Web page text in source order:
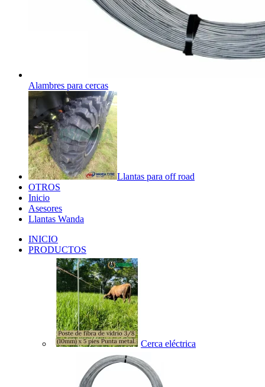
Alambres para cercas
Llantas para off road
OTROS
Inicio
Asesores
Llantas Wanda
INICIO
PRODUCTOS
Cerca eléctrica